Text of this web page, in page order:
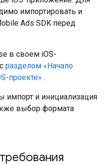
импортировать и
Ads SDK перед
в своем iOS-
разделом «Начало
проекте» .
импорт и инициализация
выбор формата